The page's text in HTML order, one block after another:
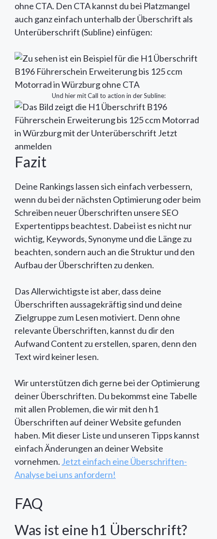
ohne CTA. Den CTA kannst du bei Platzmangel
auch ganz einfach unterhalb der Überschrift als
Unterüberschrift (Subline) einfügen:
Und hier mit Call to action in der Subline:
Fazit
Deine Rankings lassen sich einfach verbessern,
wenn du bei der nächsten Optimierung oder beim
Schreiben neuer Überschriften unsere SEO
Expertentipps beachtest. Dabei ist es nicht nur
wichtig, Keywords, Synonyme und die Länge zu
beachten, sondern auch an die Struktur und den
Aufbau der Überschriften zu denken.
Das Allerwichtigste ist aber, dass deine
Überschriften aussagekräftig sind und deine
Zielgruppe zum Lesen motiviert. Denn ohne
relevante Überschriften, kannst du dir den
Aufwand Content zu erstellen, sparen, denn den
Text wird keiner lesen.
Wir unterstützen dich gerne bei der Optimierung
deiner Überschriften. Du bekommst eine Tabelle
mit allen Problemen, die wir mit den h1
Überschriften auf deiner Website gefunden
haben. Mit dieser Liste und unseren Tipps kannst
einfach Änderungen an deiner Website
vornehmen. Jetzt einfach eine Überschriften-
Analyse bei uns anfordern!
FAQ
Was ist eine h1 Überschrift?